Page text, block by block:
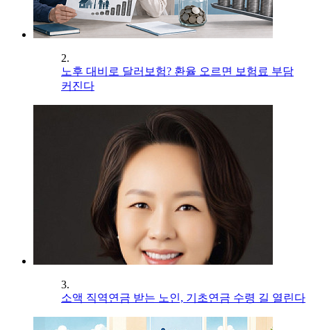
2.
노후 대비로 달러보험? 환율 오르면 보험료 부담
커진다
3.
소액 직역연금 받는 노인, 기초연금 수령 길 열린다